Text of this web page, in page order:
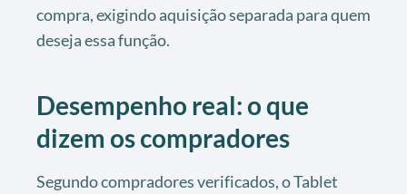
compra, exigindo aquisição separada para quem
deseja essa função.
Desempenho real: o que
dizem os compradores
Segundo compradores verificados, o Tablet